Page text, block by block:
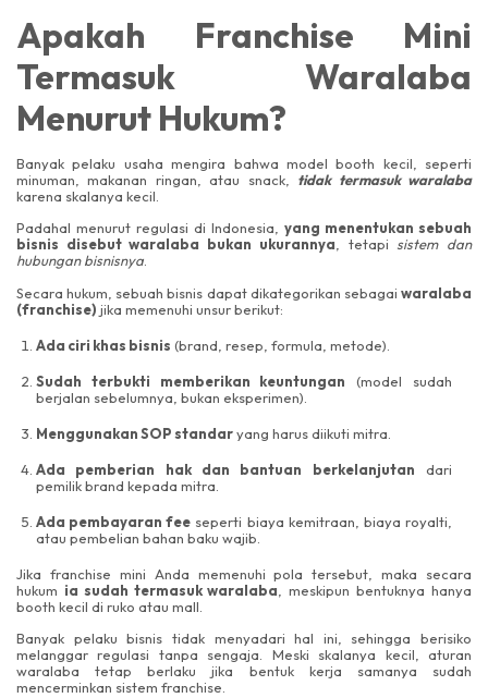
Apakah Franchise Mini
Termasuk Waralaba
Menurut Hukum?
Banyak pelaku usaha mengira bahwa model booth kecil, seperti
minuman, makanan ringan, atau snack, tidak termasuk waralaba
karena skalanya kecil.
Padahal menurut regulasi di Indonesia, yang menentukan sebuah
bisnis disebut waralaba bukan ukurannya, tetapi sistem dan
hubungan bisnisnya.
Secara hukum, sebuah bisnis dapat dikategorikan sebagai waralaba
(franchise) jika memenuhi unsur berikut:
Ada ciri khas bisnis (brand, resep, formula, metode).
Sudah terbukti memberikan keuntungan (model sudah
berjalan sebelumnya, bukan eksperimen).
Menggunakan SOP standaryang harus diikuti mitra.
Ada pemberian hak dan bantuan berkelanjutan dari
pemilik brand kepada mitra.
Ada pembayaran fee seperti biaya kemitraan, biaya royalti,
atau pembelian bahan baku wajib.
Jika franchise mini Anda memenuhi pola tersebut, maka secara
hukum ia sudah termasuk waralaba , meskipun bentuknya hanya
booth kecil di ruko atau mall.
Banyak pelaku bisnis tidak menyadari hal ini, sehingga berisiko
melanggar regulasi tanpa sengaja. Meski skalanya kecil, aturan
waralaba tetap berlaku jika bentuk kerja samanya sudah
mencerminkan sistem franchise.